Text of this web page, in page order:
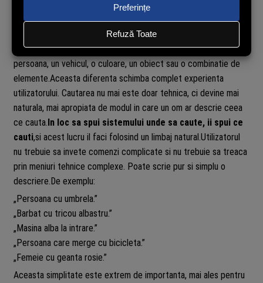
AcuSeek merge mai departe, pentru ca foloseste inteligenta
artificiala pentru a interpreta ceea ce se afla in imagine. Nu
cauta doar miscare. Incearca sa inteleaga daca in scena apare o
persoana, un vehicul, o culoare, un obiect sau o combinatie de
elemente.Aceasta diferenta schimba complet experienta
utilizatorului. Cautarea nu mai este doar tehnica, ci devine mai
naturala, mai apropiata de modul in care un om ar descrie ceea
ce cauta. In loc sa spui sistemului unde sa caute, ii spui ce
cauti,si acest lucru il faci folosind un limbaj natural.Utilizatorul
nu trebuie sa invete comenzi complicate si nu trebuie sa treaca
prin meniuri tehnice complexe. Poate scrie pur si simplu o
descriere.De exemplu:
„Persoana cu umbrela.”
„Barbat cu tricou albastru.”
„Masina alba la intrare.”
„Persoana care merge cu bicicleta.”
„Femeie cu geanta rosie.”
Aceasta simplitate este extrem de importanta, mai ales pentru